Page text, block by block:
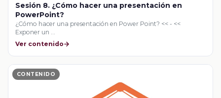
Sesión 8. ¿Cómo hacer una presentación en
PowerPoint?
¿Cómo hacer una presentación en Power Point? << - <<
Exponer un …
Ver contenido
CONTENIDO